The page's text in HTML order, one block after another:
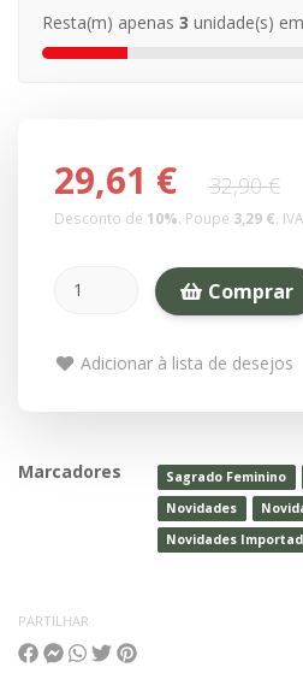
Resta(m) apenas 3 unidade(s)
29,61 € 32,90 €
Desconto de 10%. Poupe 3,29 €.
Comprar
Adicionar à lista de desejos
Marcadores Sagrado Feminino
Novidades
Novidades
PARTILHAR